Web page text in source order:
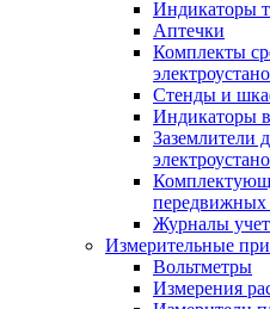
Индикаторы
Аптечки
Комплекты
Стенды и
Индикаторы
Заземлители
передвижных
Журналы
Измерительные
Вольтметры
Измерения